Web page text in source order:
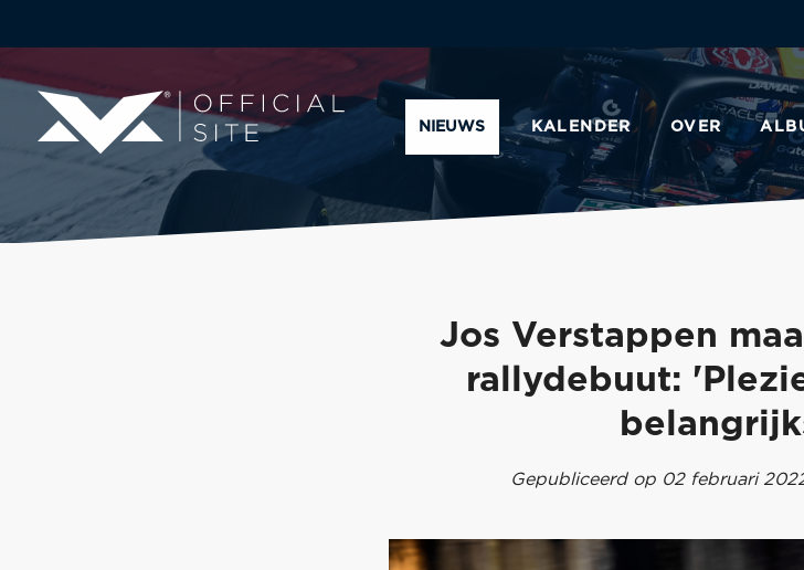
NIEUWS KALENDER OVER
Jos Verstappen
rallydebuut:
Gepubliceerd op 02 februari